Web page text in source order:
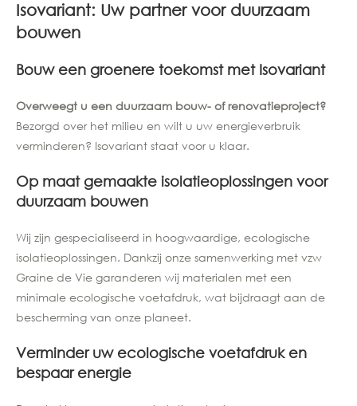
Isovariant: Uw partner voor duurzaam
bouwen
Bouw een groenere toekomst met Isovariant
Overweegt u een duurzaam bouw- of renovatieproject?
Bezorgd over het milieu en wilt u uw energieverbruik
verminderen? Isovariant staat voor u klaar.
Op maat gemaakte isolatieoplossingen voor
duurzaam bouwen
Wij zijn gespecialiseerd in hoogwaardige, ecologische
isolatieoplossingen. Dankzij onze samenwerking met vzw
Graine de Vie garanderen wij materialen met een
minimale ecologische voetafdruk, wat bijdraagt aan de
bescherming van onze planeet.
Verminder uw ecologische voetafdruk en
bespaar energie